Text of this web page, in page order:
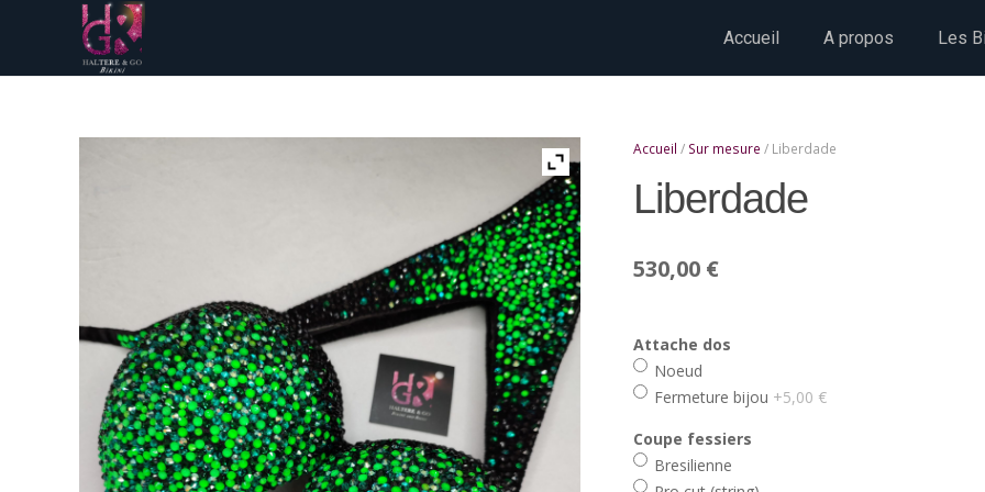
Accueil A propos Les
Accueil / Sur mesure / Liberdade
Liberdade
530,00 €
Attache dos
Noeud
Fermeture bijou +5,00 €
Coupe fessiers
Bresilienne